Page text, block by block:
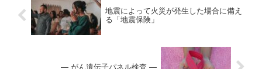
地震によって火災が発生した場合に備え
る「地震保険」
― がん遺伝子パネル検査 ―